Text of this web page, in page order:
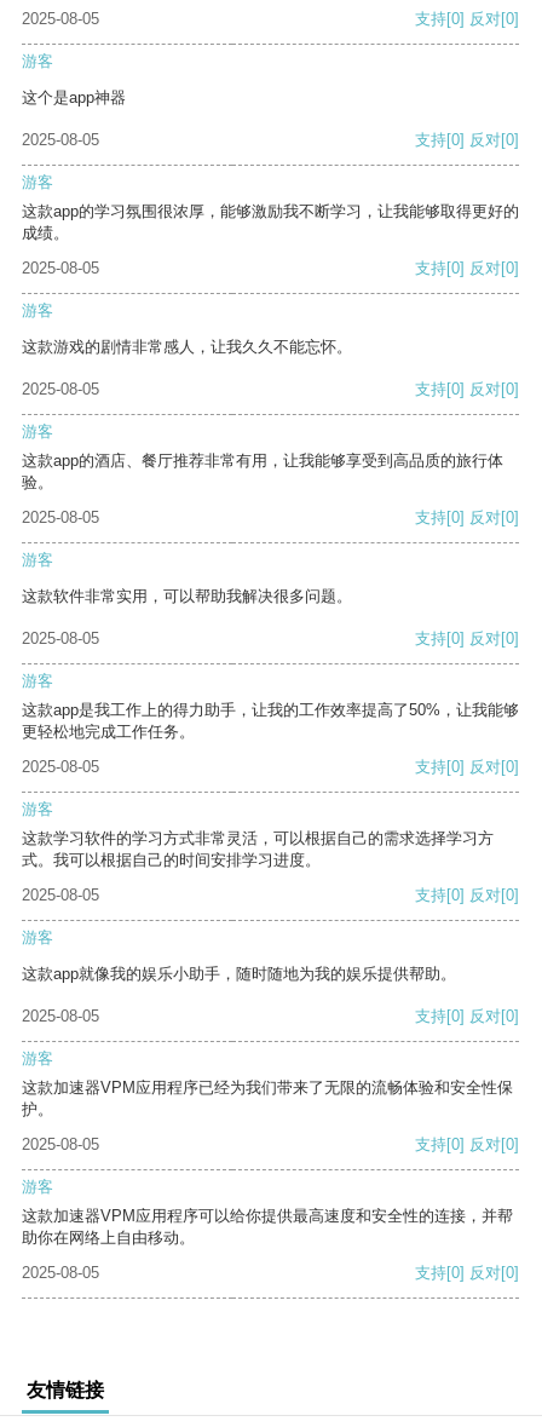
2025-08-05
支持[0] 反对[0]
游客
这个是app神器
2025-08-05 支持[0] 反对[0]
游客
这款app的学习氛围很浓厚，能够激励我不断学习，让我能够取得更好的
成绩。
2025-08-05
支持[0] 反对[0]
游客
这款游戏的剧情非常感人，让我久久不能忘怀。
2025-08-05 支持[0] 反对[0]
游客
这款app的酒店、餐厅推荐非常有用，让我能够享受到高品质的旅行体
验。
2025-08-05
支持[0] 反对[0]
游客
这款软件非常实用，可以帮助我解决很多问题。
2025-08-05 支持[0] 反对[0]
游客
这款app是我工作上的得力助手，让我的工作效率提高了50%，让我能够
更轻松地完成工作任务。
2025-08-05
支持[0] 反对[0]
游客
这款学习软件的学习方式非常灵活，可以根据自己的需求选择学习方
式。我可以根据自己的时间安排学习进度。
2025-08-05
支持[0] 反对[0]
游客
这款app就像我的娱乐小助手，随时随地为我的娱乐提供帮助。
2025-08-05 支持[0] 反对[0]
游客
这款加速器VPM应用程序已经为我们带来了无限的流畅体验和安全性保
护。
2025-08-05
支持[0] 反对[0]
游客
这款加速器VPM应用程序可以给你提供最高速度和安全性的连接，并帮
助你在网络上自由移动。
2025-08-05
支持[0] 反对[0]
友情链接